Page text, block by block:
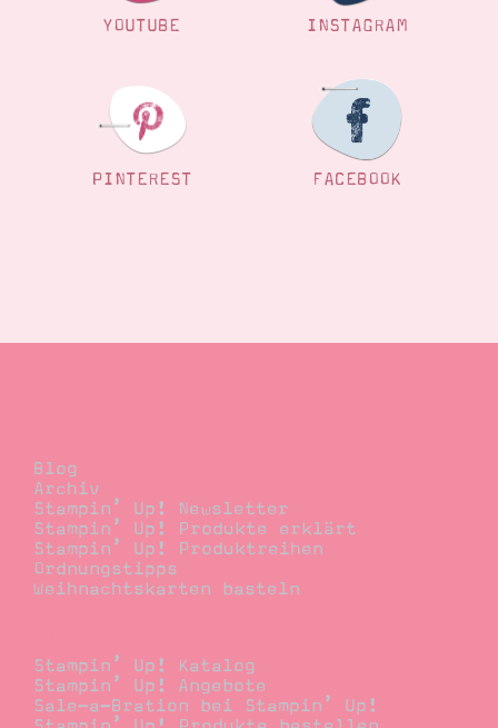
YOUTUBE INSTAGRAM
PINTEREST FACEBOOK
Blog
Archiv
Stampin’ Up! Newsletter
Stampin’ Up! Produkte erklärt
Stampin’ Up! Produktreihen
Ordnungstipps
Weihnachtskarten basteln
Stampin’ Up! Katalog
Stampin’ Up! Angebote
Sale-a-Bration bei Stampin’ Up!